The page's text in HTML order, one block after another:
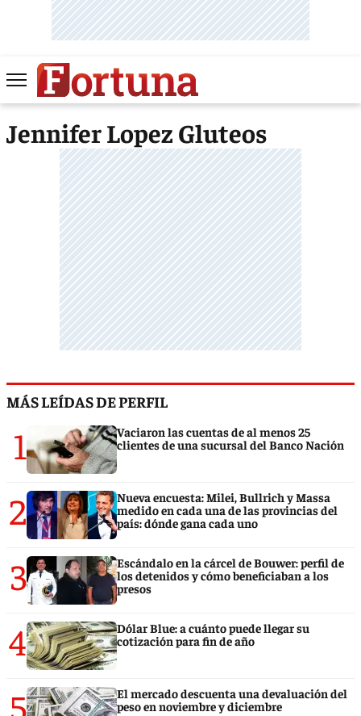
Jennifer Lopez Gluteos
MÁS LEÍDAS DE PERFIL
1
Vaciaron las cuentas de al menos 25
clientes de una sucursal del Banco Nación
2
Nueva encuesta: Milei, Bullrich y Massa
medido en cada una de las provincias del
país: dónde gana cada uno
3
Escándalo en la cárcel de Bouwer: perfil de
los detenidos y cómo beneficiaban a los
presos
4
Dólar Blue: a cuánto puede llegar su
cotización para fin de año
5
El mercado descuenta una devaluación del
peso en noviembre y diciembre